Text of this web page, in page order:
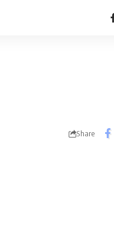
Share